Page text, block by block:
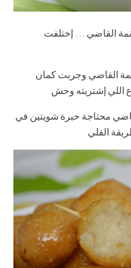
لقمة القاضي … إختلفت
القاضي وجربت كمان
اللي إشتريته وحش
محتاجة خبرة شويتين في
القلي